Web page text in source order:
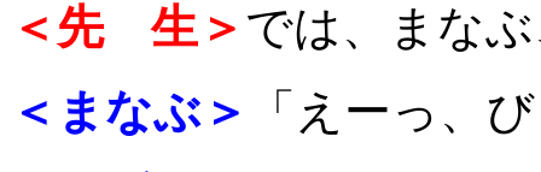
＜先 生＞ では、まな
＜まなぶ＞
「えーっ、